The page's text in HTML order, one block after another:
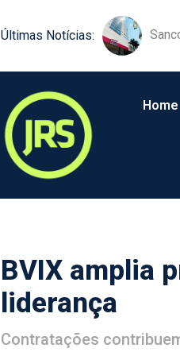
Últimas Notícias:
Home
BVIX amplia
liderança
Contratações